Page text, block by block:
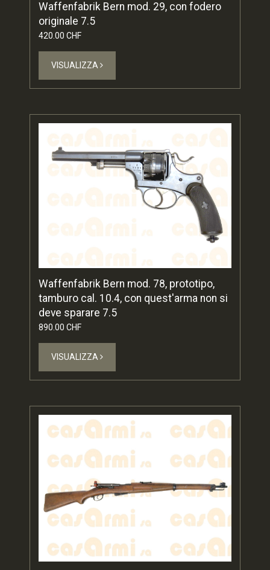
Waffenfabrik Bern mod. 29, con fodero
originale 7.5
420.00 CHF
VISUALIZZA
Waffenfabrik Bern mod. 78, prototipo,
tamburo cal. 10.4, con quest'arma non si
deve sparare 7.5
890.00 CHF
VISUALIZZA